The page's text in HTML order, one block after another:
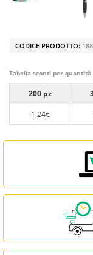
CODICE PRODOTTO:
Tabella sconti per quantità
200 pz
1,24€